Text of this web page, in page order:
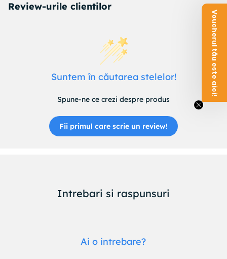
Review-urile clientilor
Suntem în căutarea stelelor!
Spune-ne ce crezi despre produs
Fii primul care scrie un review!
Intrebari si raspunsuri
Ai o intrebare?
Voucherul tău este aici!